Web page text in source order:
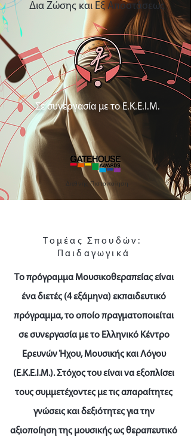
Δια Ζώσης και Εξ Αποστάσεως
Σε συνεργασία με το Ε.Κ.Ε.Ι.Μ.
Διεθνής Πιστοποίηση
Τομέας Σπουδών:
Παιδαγωγικά
Το πρόγραμμα Μουσικοθεραπείας είναι
ένα διετές (4 εξάμηνα) εκπαιδευτικό
πρόγραμμα, το οποίο πραγματοποιείται
σε συνεργασία με το Ελληνικό Κέντρο
Ερευνών Ήχου, Μουσικής και Λόγου
(Ε.Κ.Ε.Ι.Μ.). Στόχος του είναι να εξοπλίσει
τους συμμετέχοντες με τις απαραίτητες
γνώσεις και δεξιότητες για την
αξιοποίηση της μουσικής ως θεραπευτικό